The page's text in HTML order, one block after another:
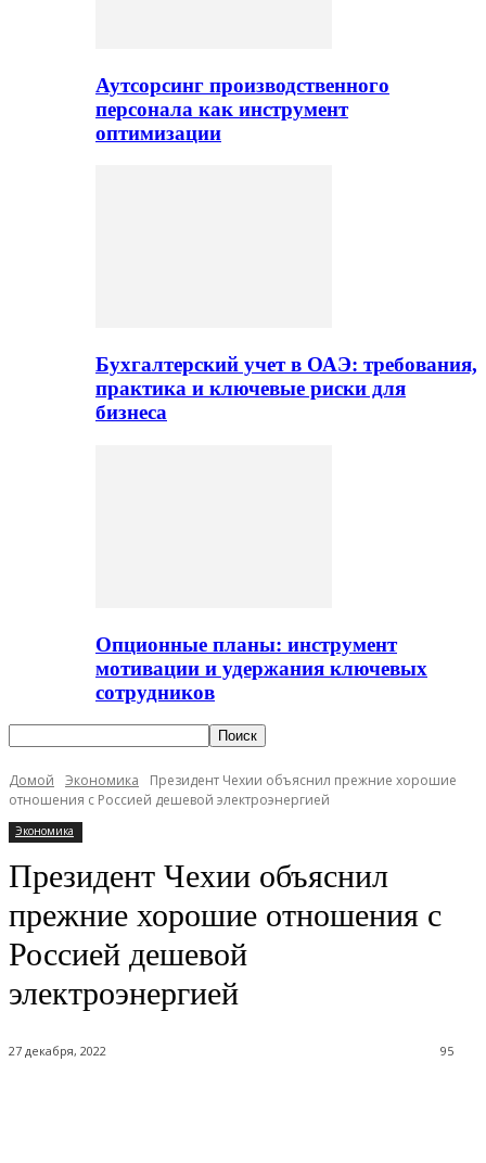
Аутсорсинг производственного
персонала как инструмент
оптимизации
Бухгалтерский учет в ОАЭ: требования,
практика и ключевые риски для
бизнеса
Опционные планы: инструмент
мотивации и удержания ключевых
сотрудников
Домой Экономика
Президент Чехии объяснил прежние хорошие
отношения с Россией дешевой электроэнергией
Экономика
Президент Чехии объяснил
прежние хорошие отношения с
Россией дешевой
электроэнергией
27 декабря, 2022 95